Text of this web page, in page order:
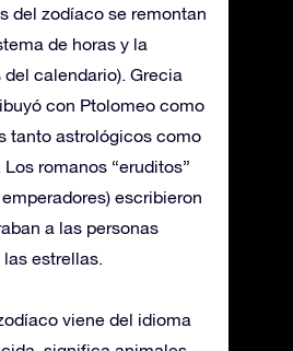
del zodíaco se remontan
de horas y la
calendario). Grecia
con Ptolomeo como
tanto astrológicos como
romanos “eruditos”
escribieron
a las personas
estrellas.
viene del idioma